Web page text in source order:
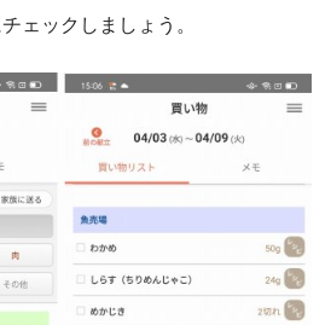
ェックしましょう。